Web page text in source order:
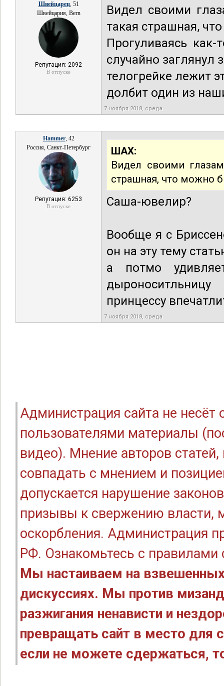
Швейцарец, 51
Швейцария, Bern
Репутация: 2092
В отпуске
Видел своими
такая страшная,
Прогуливаясь
случайно заглянул
телогрейке лежит
долбит один из
7 ноября 2018, среда
Hammer, 42
Россия, Санкт-Петербург
Репутация: 6253
В отпуске
ШАХ:
Видел своими
страшная, что можно
Саша-ювелир?
Вообще я с
он на эту тему
а потмо
принцессу
7 ноября 2018, среда
Администрация сайта не
пользователями материалы
видео). Мнение авторов
совпадать с мнением и
допускается нарушение
призывы к свержению власти,
оскорбления. Администрация
РФ. Ознакомьтесь с правилами
Мы настаиваем на
дискуссиях. Мы против
разжигания ненависти и
превращать сайт в место для
если не можете сдержаться,